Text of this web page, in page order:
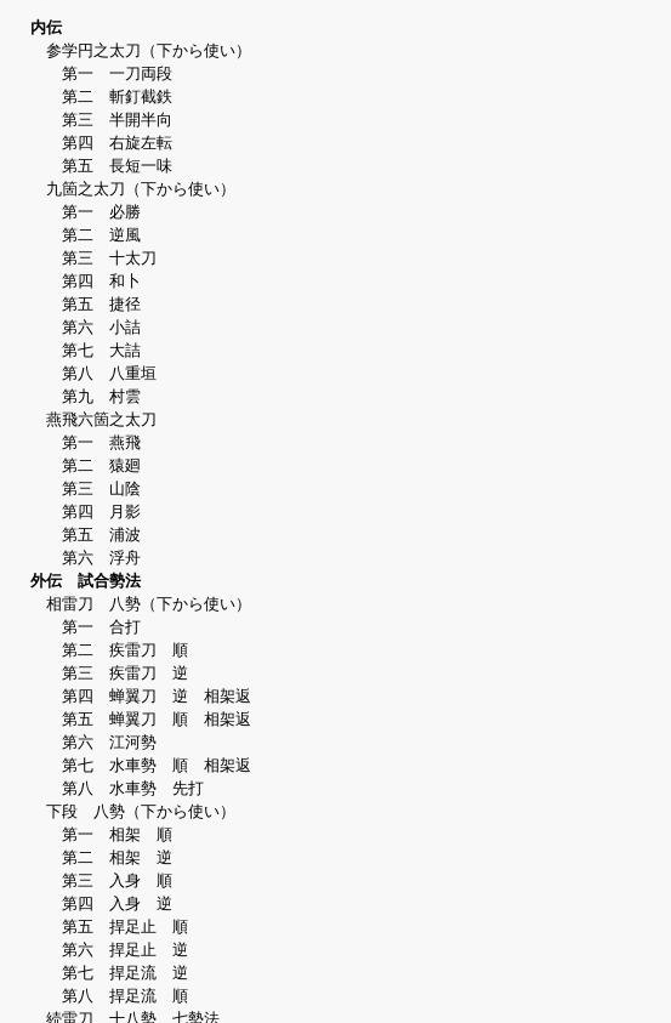
内伝
参学円之太刀（下から使い）
第一 一刀両段
第二 斬釘截鉄
第三 半開半向
第四 右旋左転
第五 長短一味
九箇之太刀（下から使い）
第一 必勝
第二 逆風
第三 十太刀
第四 和卜
第五 捷径
第六 小詰
第七 大詰
第八 八重垣
第九 村雲
燕飛六箇之太刀
第一 燕飛
第二 猿廻
第三 山陰
第四 月影
第五 浦波
第六 浮舟
外伝 試合勢法
相雷刀 八勢（下から使い）
第一 合打
第二 疾雷刀 順
第三 疾雷刀 逆
第四 蝉翼刀 逆 相架返
第五 蝉翼刀 順 相架返
第六 江河勢
第七 水車勢 順 相架返
第八 水車勢 先打
下段 八勢（下から使い）
第一 相架 順
第二 相架 逆
第三 入身 順
第四 入身 逆
第五 捍足止 順
第六 捍足止 逆
第七 捍足流 逆
第八 捍足流 順
続雷刀 十八勢 七勢法